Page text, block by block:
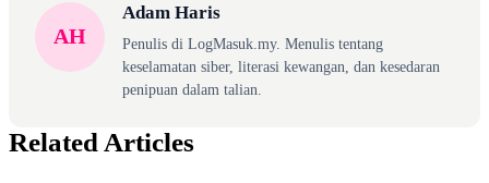
AH
Adam Haris
Penulis di LogMasuk.my. Menulis tentang
keselamatan siber, literasi kewangan, dan kesedaran
penipuan dalam talian.
Related Articles